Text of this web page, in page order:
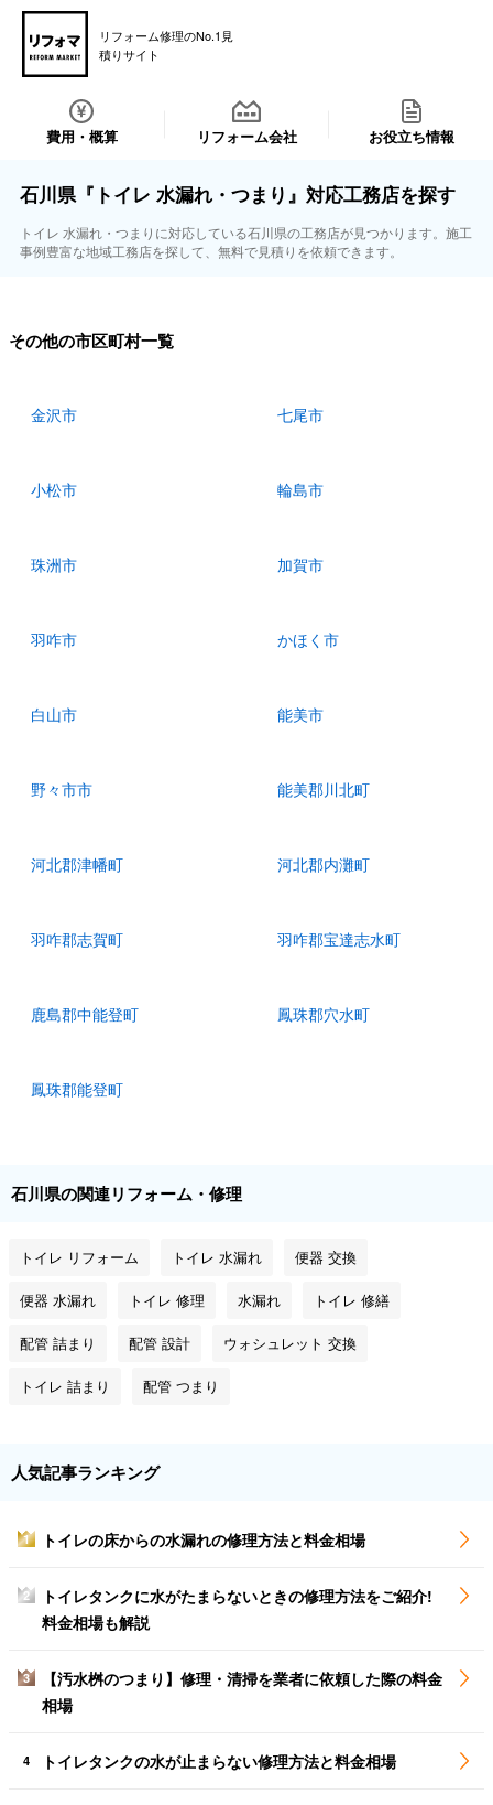
リフォーム修理のNo.1見
積りサイト
費用・概算 リフォーム会社 お役立ち情報
石川県『トイレ 水漏れ・つまり』対応工務店を探す
トイレ 水漏れ・つまりに対応している石川県の工務店が見つかります。施工
事例豊富な地域工務店を探して、無料で見積りを依頼できます。
その他の市区町村一覧
金沢市 七尾市
小松市 輪島市
珠洲市 加賀市
羽咋市 かほく市
白山市 能美市
野々市市 能美郡川北町
河北郡津幡町 河北郡内灘町
羽咋郡志賀町 羽咋郡宝達志水町
鹿島郡中能登町 鳳珠郡穴水町
鳳珠郡能登町
石川県の関連リフォーム・修理
トイレ リフォーム トイレ 水漏れ 便器 交換
便器 水漏れ トイレ 修理 水漏れ トイレ 修繕
配管 詰まり 配管 設計 ウォシュレット 交換
トイレ 詰まり 配管 つまり
人気記事ランキング
1 トイレの床からの水漏れの修理方法と料金相場
2
トイレタンクに水がたまらないときの修理方法をご紹介!
料金相場も解説
3
【汚水桝のつまり】修理・清掃を業者に依頼した際の料金
相場
4 トイレタンクの水が止まらない修理方法と料金相場